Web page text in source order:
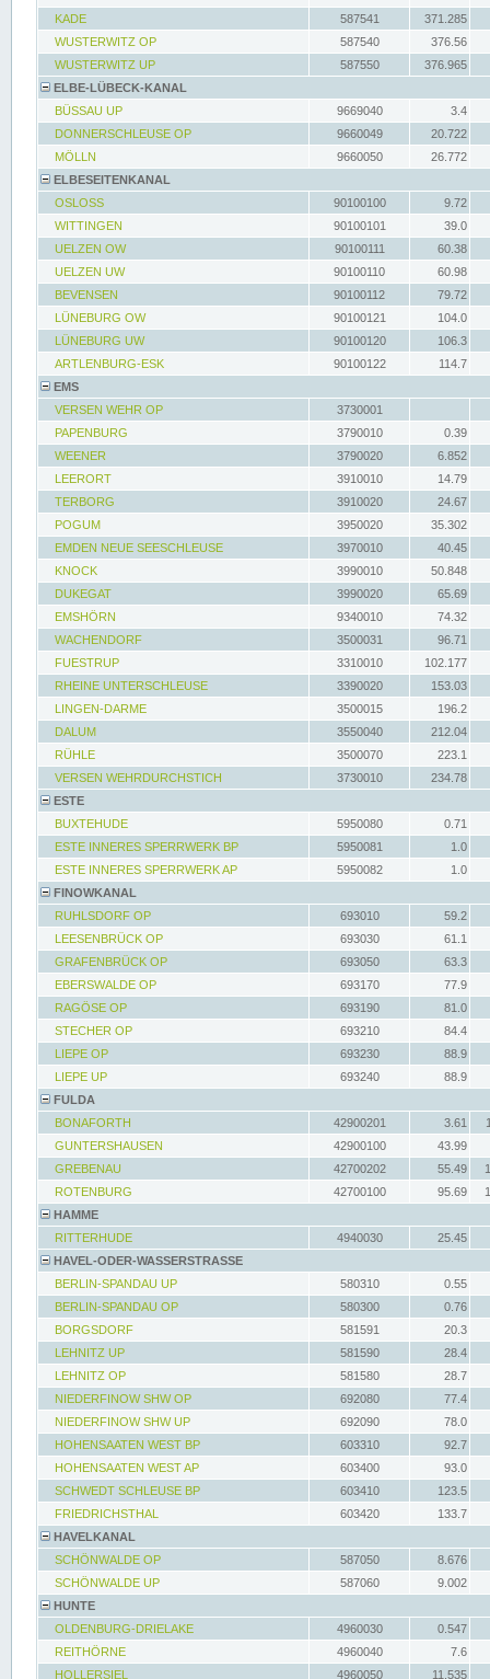
KADE
587541
371.285
WUSTERWITZ OP
587540
376.56
WUSTERWITZ UP
587550
376.965
ELBE-LÜBECK-KANAL
BÜSSAU UP
9669040
3.4
DONNERSCHLEUSE OP
9660049
20.722
MÖLLN
9660050
26.772
ELBESEITENKANAL
OSLOSS
90100100
9.72
WITTINGEN
90100101
39.0
UELZEN OW
90100111
60.38
UELZEN UW
90100110
60.98
BEVENSEN
90100112
79.72
LÜNEBURG OW
90100121
104.0
LÜNEBURG UW
90100120
106.3
ARTLENBURG-ESK
90100122
114.7
EMS
VERSEN WEHR OP
3730001
PAPENBURG
3790010
0.39
WEENER
3790020
6.852
LEERORT
3910010
14.79
TERBORG
3910020
24.67
POGUM
3950020
35.302
EMDEN NEUE SEESCHLEUSE
3970010
40.45
KNOCK
3990010
50.848
DUKEGAT
3990020
65.69
EMSHÖRN
9340010
74.32
WACHENDORF
3500031
96.71
FUESTRUP
3310010
102.177
RHEINE UNTERSCHLEUSE
3390020
153.03
LINGEN-DARME
3500015
196.2
DALUM
3550040
212.04
RÜHLE
3500070
223.1
VERSEN WEHRDURCHSTICH
3730010
234.78
ESTE
BUXTEHUDE
5950080
0.71
ESTE INNERES SPERRWERK BP
5950081
1.0
ESTE INNERES SPERRWERK AP
5950082
1.0
FINOWKANAL
RUHLSDORF OP
693010
59.2
LEESENBRÜCK OP
693030
61.1
GRAFENBRÜCK OP
693050
63.3
EBERSWALDE OP
693170
77.9
RAGÖSE OP
693190
81.0
STECHER OP
693210
84.4
LIEPE OP
693230
88.9
LIEPE UP
693240
88.9
FULDA
BONAFORTH
42900201 3.61
GUNTERSHAUSEN
42900100
43.99
GREBENAU
42700202 55.49
ROTENBURG
42700100 95.69
HAMME
RITTERHUDE
4940030
25.45
HAVEL-ODER-WASSERSTRASSE
BERLIN-SPANDAU UP
580310
0.55
BERLIN-SPANDAU OP
580300
0.76
BORGSDORF
581591
20.3
LEHNITZ UP
581590
28.4
LEHNITZ OP
581580
28.7
NIEDERFINOW SHW OP
692080
77.4
NIEDERFINOW SHW UP
692090
78.0
HOHENSAATEN WEST BP
603310
92.7
HOHENSAATEN WEST AP
603400
93.0
SCHWEDT SCHLEUSE BP
603410
123.5
FRIEDRICHSTHAL
603420
133.7
HAVELKANAL
SCHÖNWALDE OP
587050
8.676
SCHÖNWALDE UP
587060
9.002
HUNTE
OLDENBURG-DRIELAKE
4960030
0.547
REITHÖRNE
4960040
7.6
HOLLERSIEL
4960050
11.535